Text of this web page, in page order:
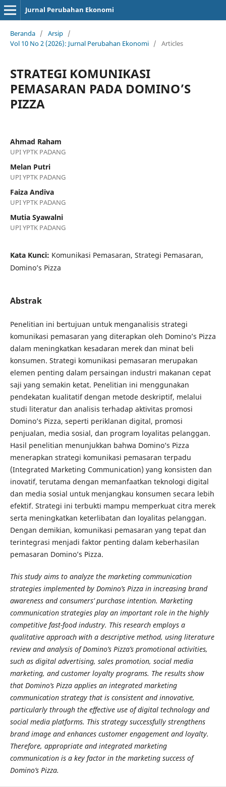
Jurnal Perubahan Ekonomi
Beranda / Arsip /
Vol 10 No 2 (2026): Jurnal Perubahan Ekonomi / Articles
STRATEGI KOMUNIKASI
PEMASARAN PADA DOMINO’S
PIZZA
Ahmad Raham
UPI YPTK PADANG
Melan Putri
UPI YPTK PADANG
Faiza Andiva
UPI YPTK PADANG
Mutia Syawalni
UPI YPTK PADANG
Kata Kunci: Komunikasi Pemasaran, Strategi Pemasaran,
Domino’s Pizza
Abstrak
Penelitian ini bertujuan untuk menganalisis strategi
komunikasi pemasaran yang diterapkan oleh Domino’s Pizza
dalam meningkatkan kesadaran merek dan minat beli
konsumen. Strategi komunikasi pemasaran merupakan
elemen penting dalam persaingan industri makanan cepat
saji yang semakin ketat. Penelitian ini menggunakan
pendekatan kualitatif dengan metode deskriptif, melalui
studi literatur dan analisis terhadap aktivitas promosi
Domino’s Pizza, seperti periklanan digital, promosi
penjualan, media sosial, dan program loyalitas pelanggan.
Hasil penelitian menunjukkan bahwa Domino’s Pizza
menerapkan strategi komunikasi pemasaran terpadu
(Integrated Marketing Communication) yang konsisten dan
inovatif, terutama dengan memanfaatkan teknologi digital
dan media sosial untuk menjangkau konsumen secara lebih
efektif. Strategi ini terbukti mampu memperkuat citra merek
serta meningkatkan keterlibatan dan loyalitas pelanggan.
Dengan demikian, komunikasi pemasaran yang tepat dan
terintegrasi menjadi faktor penting dalam keberhasilan
pemasaran Domino’s Pizza.
This study aims to analyze the marketing communication
strategies implemented by Domino’s Pizza in increasing brand
awareness and consumers’ purchase intention. Marketing
communication strategies play an important role in the highly
competitive fast-food industry. This research employs a
qualitative approach with a descriptive method, using literature
review and analysis of Domino’s Pizza’s promotional activities,
such as digital advertising, sales promotion, social media
marketing, and customer loyalty programs. The results show
that Domino’s Pizza applies an integrated marketing
communication strategy that is consistent and innovative,
particularly through the effective use of digital technology and
social media platforms. This strategy successfully strengthens
brand image and enhances customer engagement and loyalty.
Therefore, appropriate and integrated marketing
communication is a key factor in the marketing success of
Domino’s Pizza.